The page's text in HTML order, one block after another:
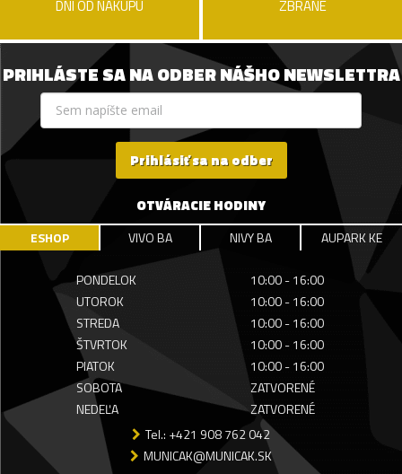
DNÍ OD NÁKUPU
ZBRANE
PRIHLÁSTE SA NA ODBER NÁŠHO NEWSLETTRA
Prihlásiť sa na odber
OTVÁRACIE HODINY
ESHOP VIVO BA NIVY BA AUPARK KE
PONDELOK
10:00 - 16:00
UTOROK
10:00 - 16:00
STREDA
10:00 - 16:00
ŠTVRTOK
10:00 - 16:00
PIATOK
10:00 - 16:00
SOBOTA
ZATVORENÉ
NEDEĽA
ZATVORENÉ
Tel.: +421 908 762 042
MUNICAK@MUNICAK.SK